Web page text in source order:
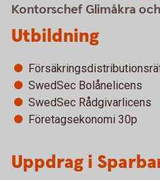
Kontorschef Glimåkra
Utbildning
SwedSec Bolånelicens
SwedSec Rådgivarlicens
Företagsekonomi 30p
Uppdrag i